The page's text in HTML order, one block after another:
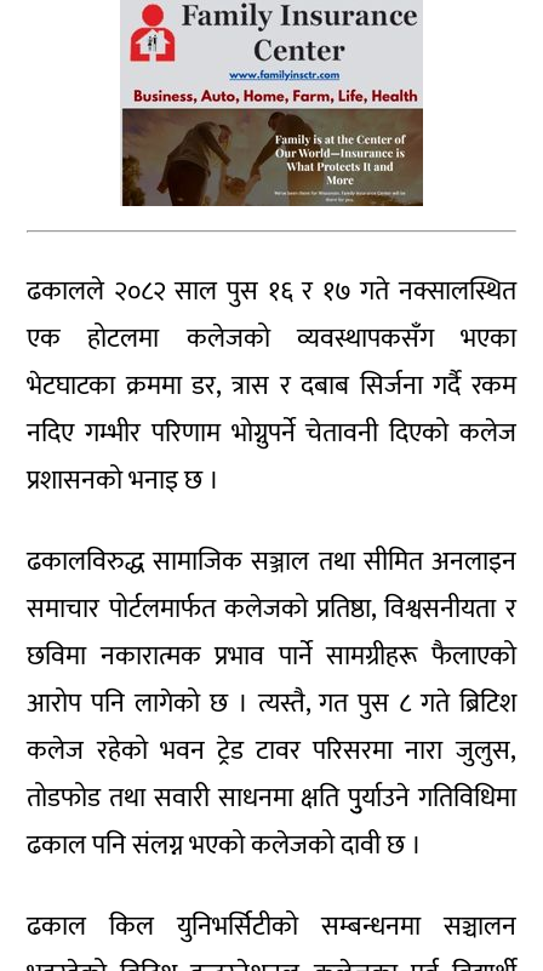
ढकालले २०८२ साल पुस १६ र १७ गते नक्सालस्थित
एक होटलमा कलेजको व्यवस्थापकसँग भएका
भेटघाटका क्रममा डर, त्रास र दबाब सिर्जना गर्दै रकम
नदिए गम्भीर परिणाम भोग्नुपर्ने चेतावनी दिएको कलेज
प्रशासनको भनाइ छ ।
ढकालविरुद्ध सामाजिक सञ्जाल तथा सीमित अनलाइन
समाचार पोर्टलमार्फत कलेजको प्रतिष्ठा, विश्वसनीयता र
छविमा नकारात्मक प्रभाव पार्ने सामग्रीहरू फैलाएको
आरोप पनि लागेको छ । त्यस्तै, गत पुस ८ गते ब्रिटिश
कलेज रहेको भवन ट्रेड टावर परिसरमा नारा जुलुस,
तोडफोड तथा सवारी साधनमा क्षति पुुर्याउने गतिविधिमा
ढकाल पनि संलग्न भएको कलेजको दावी छ ।
ढकाल किल युनिभर्सिटीको सम्बन्धनमा सञ्चालन